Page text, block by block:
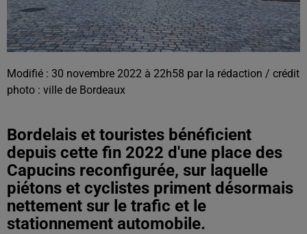
Modifié : 30 novembre 2022 à 22h58 par la rédaction / crédit
photo : ville de Bordeaux
Bordelais et touristes bénéficient
depuis cette fin 2022 d'une place des
Capucins reconfigurée, sur laquelle
piétons et cyclistes priment désormais
nettement sur le trafic et le
stationnement automobile.